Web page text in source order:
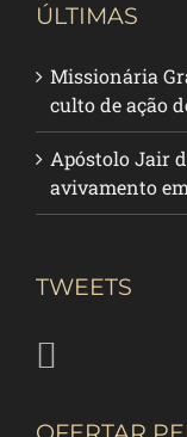
ÚLTIMAS
Missionária
culto de ação
Apóstolo Jair
avivamento
TWEETS